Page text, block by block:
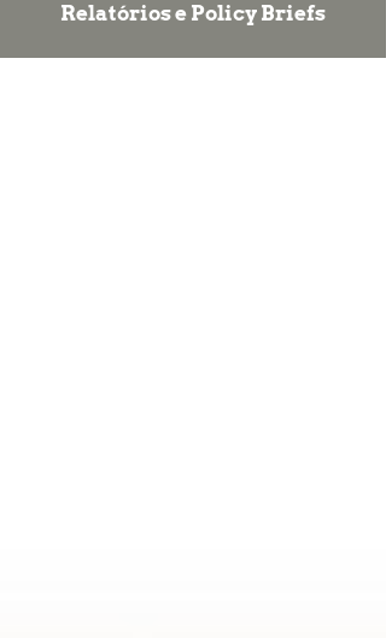
Relatórios e Policy Briefs